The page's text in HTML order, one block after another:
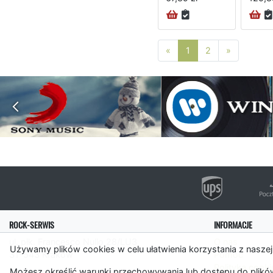
Używamy plików cookies w celu ułatwienia korzystania z
« Poprzednia strona
1 2 »
ROCK-SERWIS
31-543 Kraków
INFORMACJE
Pomoc
Polityka